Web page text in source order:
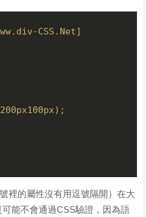
CSS.Net]
裡的屬性沒有用逗號隔開）在大
能不會通過CSS驗證，因為語